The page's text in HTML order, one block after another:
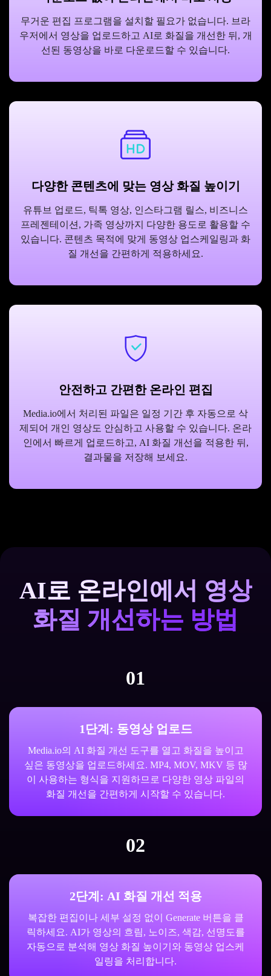
무거운 편집 프로그램을 설치할 필요가 없습니다. 브라
우저에서 영상을 업로드하고 AI로 화질을 개선한 뒤, 개
선된 동영상을 바로 다운로드할 수 있습니다.
다양한 콘텐츠에 맞는 영상 화질 높이기
유튜브 업로드, 틱톡 영상, 인스타그램 릴스, 비즈니스
프레젠테이션, 가족 영상까지 다양한 용도로 활용할 수
있습니다. 콘텐츠 목적에 맞게 동영상 업스케일링과 화
질 개선을 간편하게 적용하세요.
안전하고 간편한 온라인 편집
Media.io에서 처리된 파일은 일정 기간 후 자동으로 삭
제되어 개인 영상도 안심하고 사용할 수 있습니다. 온라
인에서 빠르게 업로드하고, AI 화질 개선을 적용한 뒤,
결과물을 저장해 보세요.
AI로 온라인에서 영상
화질 개선하는 방법
01
1단계: 동영상 업로드
Media.io의 AI 화질 개선 도구를 열고 화질을 높이고
싶은 동영상을 업로드하세요. MP4, MOV, MKV 등 많
이 사용하는 형식을 지원하므로 다양한 영상 파일의
화질 개선을 간편하게 시작할 수 있습니다.
02
2단계: AI 화질 개선 적용
복잡한 편집이나 세부 설정 없이 Generate 버튼을 클
릭하세요. AI가 영상의 흐림, 노이즈, 색감, 선명도를
자동으로 분석해 영상 화질 높이기와 동영상 업스케
일링을 처리합니다.